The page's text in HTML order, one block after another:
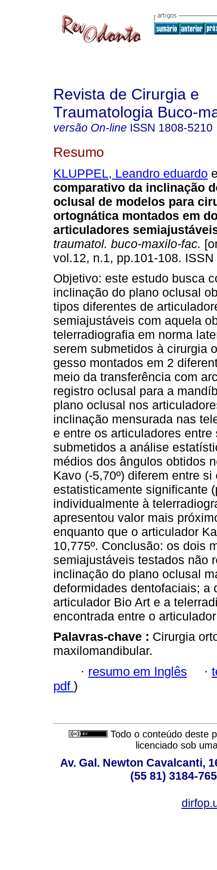
Revista de Cirurgia e
Traumatologia Buco-
versão On-line ISSN 1808-5210
Resumo
KLUPPEL, Leandro eduardo
comparativo da inclinação
oclusal de modelos para
ortognática montados em
articuladores
traumatol. buco-maxilo-fac.
vol.12, n.1, pp.101-108.
Objetivo: este estudo busca
inclinação do plano oclusal
tipos diferentes de
semiajustáveis com aquela
telerradiografia em norma
serem submetidos à cirurgia
gesso montados em 2
meio da transferência com
registro oclusal para a
plano oclusal nos
inclinação mensurada nas
e entre os articuladores
submetidos a análise
médios dos ângulos obtidos
Kavo (-5,70º) diferem entre
estatisticamente significante
individualmente à
apresentou valor mais
enquanto que o articulador
10,775º. Conclusão: os dois
semiajustáveis testados não
inclinação do plano oclusal
deformidades dentofaciais; a
articulador Bio Art e a
encontrada entre o
Palavras-chave : Cirurgia
maxilomandibular.
· resumo em Inglês ·
pdf )
Todo o conteúdo deste
licenciado sob
Av. Gal. Newton Cavalcanti,
(55 81) 3184-